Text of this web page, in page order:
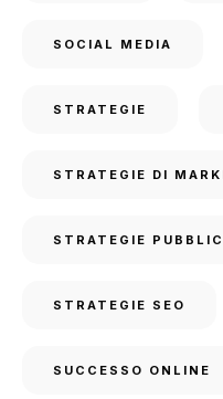
SOCIAL MEDIA
STRATEGIE
STRATEGIE DI
STRATEGIE
STRATEGIE SEO
SUCCESSO ONLINE